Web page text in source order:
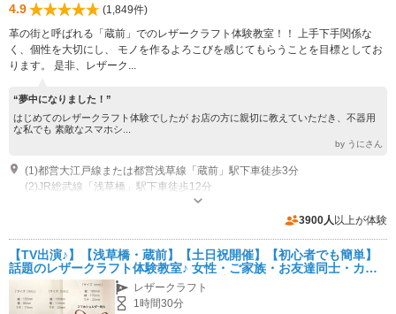
4.9
(1,849件)
革の街と呼ばれる「蔵前」でのレザークラフト体験教室！！ 上手下手関係な
く、個性を大切にし、 モノを作るよろこびを感じてもらうことを目標としてお
ります。 是非、レザーク...
“夢中になりました！”
はじめてのレザークラフト体験でしたが お店の方に親切に教えていただき、不器用
な私でも 素敵なスマホシ...
by うにさん
(1)都営大江戸線または都営浅草線「蔵前」駅下車徒歩3分
(2)JR総武線「浅草橋」駅下車徒歩12分
営業時間：9:00~18:00 休業日：無し
3900人 以上が体験
【TV出演♪】【浅草橋・蔵前】【土日祝開催】【初心者でも簡単】
話題のレザークラフト体験教室♪ 女性・ご家族・お友達同士・カッ
プルにオススメ★お子様・未経験でも安心♪
レザークラフト
1時間30分